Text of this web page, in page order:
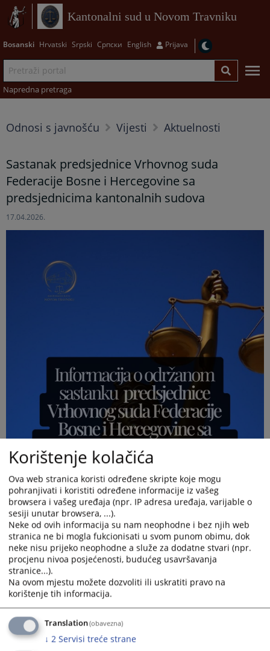
Kantonalni sud u Novom Travniku
Bosanski Hrvatski Srpski Српски English Prijava
Napredna pretraga
Odnosi s javnošću Vijesti Aktuelnosti
Sastanak predsjednice Vrhovnog suda
Federacije Bosne i Hercegovine sa
predsjednicima kantonalnih sudova
17.04.2026.
Korištenje kolačića
Ova web stranica koristi određene skripte koje mogu
pohranjivati i koristiti određene informacije iz vašeg
browsera i vašeg uređaja (npr. IP adresa uređaja, varijable o
sesiji unutar browsera, ...).
Neke od ovih informacija su nam neophodne i bez njih web
stranica ne bi mogla fukcionisati u svom punom obimu, dok
neke nisu prijeko neophodne a služe za dodatne stvari (npr.
procjenu nivoa posjećenosti, budućeg usavršavanja
stranice...).
Na ovom mjestu možete dozvoliti ili uskratiti pravo na
korištenje tih informacija.
Translation(obavezna)
↓ 2 Servisi treće strane